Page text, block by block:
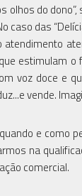
olhos do
das
estimulam
voz doce e
vende.
e como
na
comercial.